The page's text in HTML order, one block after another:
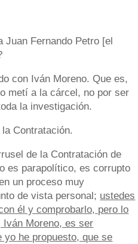
Juan Fernando Petro [el
con Iván Moreno. Que es,
metí a la cárcel, no por ser
la investigación.
Contratación.
de la Contratación de
es parapolítico, es corrupto
un proceso muy
de vista personal; ustedes
él y comprobarlo, pero lo
Iván Moreno, es ser
yo he propuesto, que se